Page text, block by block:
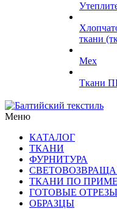
ткани
Мех
Ткани
Меню
КАТАЛОГ
ТКАНИ
ФУРНИТУРА
ТКАНИ ПО
ГОТОВЫЕ ОТРЕЗЫ
ОБРАЗЦЫ